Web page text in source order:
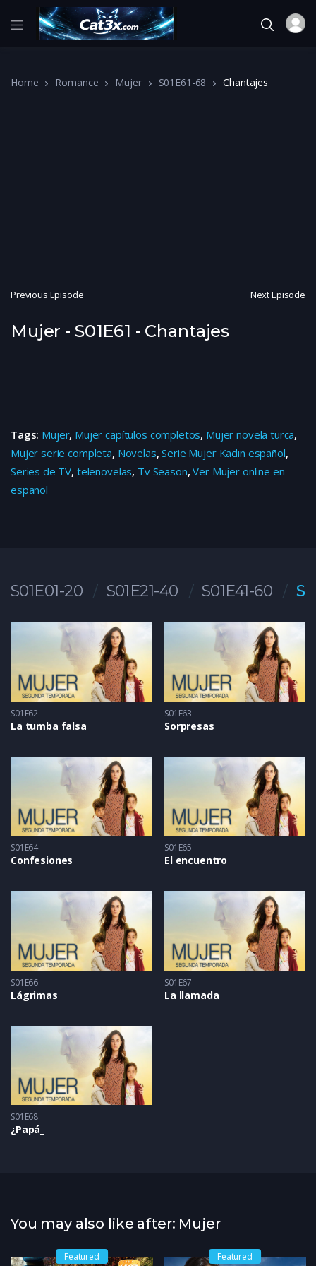
Home Romance Mujer S01E61-68 Chantajes
Previous Episode Next Episode
Mujer - S01E61 - Chantajes
Tags: Mujer, Mujer capítulos completos, Mujer novela turca,
Mujer serie completa, Novelas,Serie Mujer Kadın español,
Series de TV, telenovelas, Tv Season,Ver Mujer online en
español
S01E01-20 S01E21-40 S01E41-60
S01E62
La tumba falsa
S01E63
Sorpresas
S01E64
Confesiones
S01E65
El encuentro
S01E66
Lágrimas
S01E67
La llamada
S01E68
¿Papá_
You may also like after: Mujer
Featured Featured